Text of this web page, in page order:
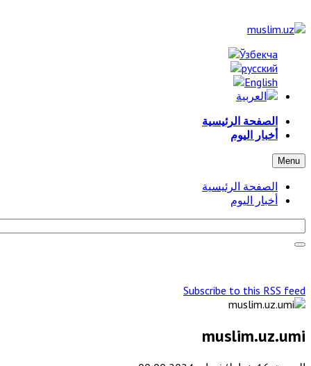
الصفحة الرئيسية
أخبار اليوم
Menu
الصفحة الرئيسية
أخبار اليوم
Subscribe to this RSS feed
muslim.uz.umi